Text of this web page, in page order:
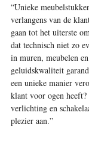
“Unieke
verlangens van de
gaan tot het uiterste
dat technisch niet zo
in muren, meubelen
geluidskwaliteit
een unieke manier
klant voor ogen
verlichting en
plezier aan.”